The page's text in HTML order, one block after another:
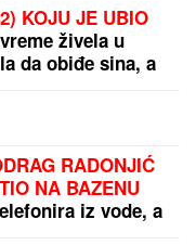
KOJU JE UBIO
živela u
da obiđe sina, a
RADONJIĆ
NA BAZENU
iz vode, a